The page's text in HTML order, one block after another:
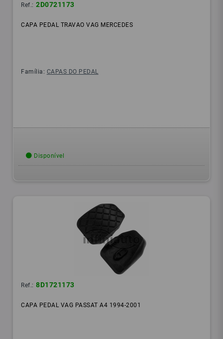
Ref.: 2D0721173
CAPA PEDAL TRAVAO VAG MERCEDES
Família: CAPAS DO PEDAL
Disponível
Ref.: 8D1721173
CAPA PEDAL VAG PASSAT A4 1994-2001